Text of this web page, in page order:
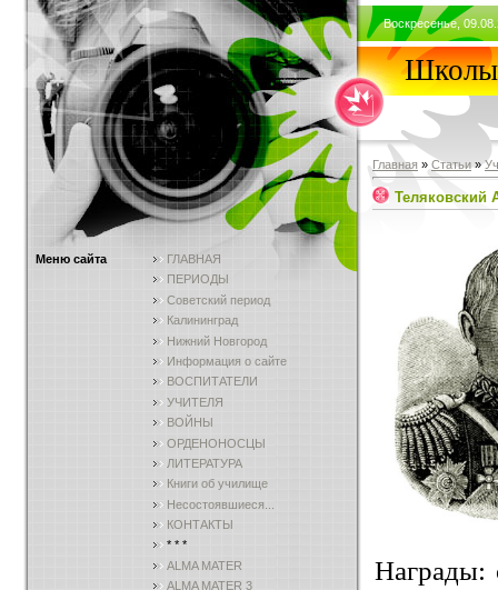
Меню сайта
ГЛАВНАЯ
ПЕРИОДЫ
Советский период
Калининград
Нижний Новгород
Информация о сайте
ВОСПИТАТЕЛИ
УЧИТЕЛЯ
ВОЙНЫ
ОРДЕНОНОСЦЫ
ЛИТЕРАТУРА
Книги об училище
Несостоявшиеся...
КОНТАКТЫ
* * *
ALMA MATER
ALMA MATER 3
Воскресенье,
Школы
Главная » Статьи »
Теляковский
Награды: